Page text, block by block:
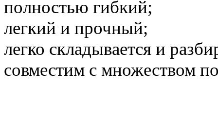
полностью гибкий;
легкий и прочный;
легко складывается и
совместим с множеством